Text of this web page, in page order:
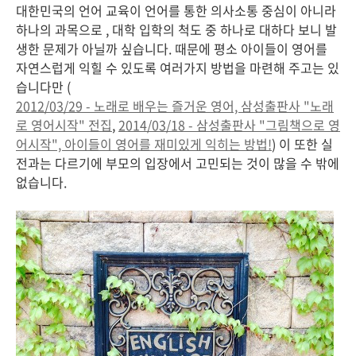
대한민국의 언어 교육이 언어를 통한 의사소통 중심이 아니라
하나의 과목으로 , 대학 입학의 척도 중 하나로 대하다 보니 발
생한 문제가 아닐까 싶습니다. 때문에 평소 아이들이 영어를
자연스럽게 익힐 수 있도록 여러가지 방법을 마련해 주고는 있
습니다만 (
2012/03/29 - 노래로 배우는 즐거운 영어, 삼성출판사 "노래
로 영어시작" 전집,2014/03/18 - 삼성출판사 "그림책으로 영
어시작", 아이들이 영어를 재미있게 익히는 방법!) 이 또한 실
전과는 다르기에 부모의 입장에서 고민되는 것이 많을 수 밖에
없습니다.